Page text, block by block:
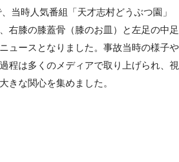
当時人気番組「天才志村どうぶつ園」
右膝の膝蓋骨（膝のお皿）と左足の中足
ュースとなりました。事故当時の様子や
程は多くのメディアで取り上げられ、視
きな関心を集めました。